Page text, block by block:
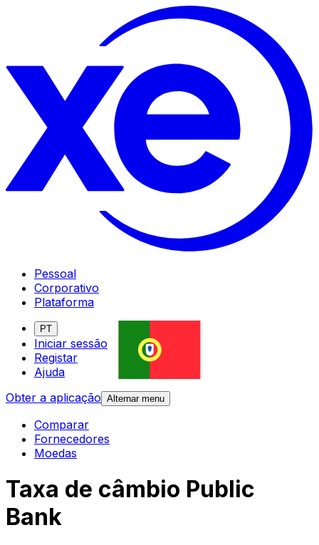
Pessoal
Corporativo
Plataforma
PT
Iniciar sessão
Registar
Ajuda
Obter a aplicação Alternar menu
Comparar
Fornecedores
Moedas
Taxa de câmbio Public
Bank